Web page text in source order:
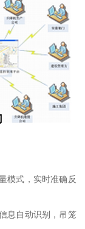
模式，实时准确反
息自动识别，吊笼